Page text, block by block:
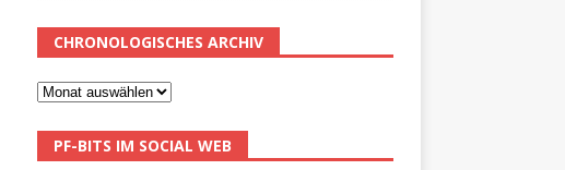
CHRONOLOGISCHES ARCHIV
PF-BITS IM SOCIAL WEB